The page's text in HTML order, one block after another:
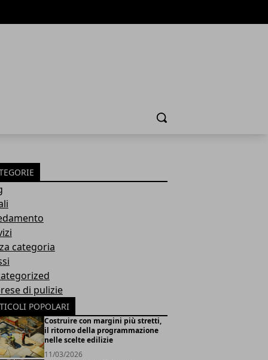
Cerca
categoria
di pulizie
POPOLARI
Costruire con margini più stretti,
il ritorno della programmazione
nelle scelte edilizie
11/03/2026